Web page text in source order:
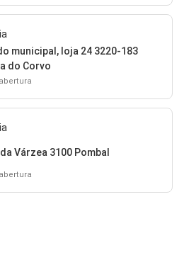
municipal, loja 24 3220-183
do Corvo
Várzea 3100 Pombal